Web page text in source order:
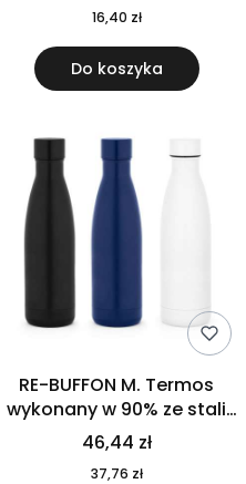
16,40 zł
Do koszyka
RE-BUFFON M. Termos
wykonany w 90% ze stali
nierdzewnej pochodzącej z
recyklingu 520 ml 94294
46,44 zł
37,76 zł